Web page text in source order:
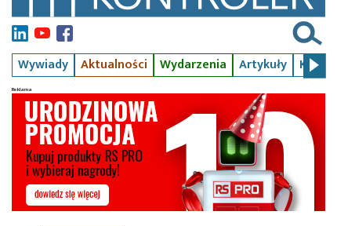
Wywiady Aktualności Wydarzenia Artykuły Kursy